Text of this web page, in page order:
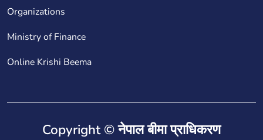
Organizations
Ministry of Finance
Online Krishi Beema
Copyright © नेपाल बीमा प्राधिकरण